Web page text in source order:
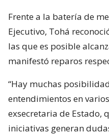
Frente a la batería de
Ejecutivo, Tohá
las que es posible
manifestó reparos
“Hay muchas
entendimientos en
exsecretaria de Estado,
iniciativas generan